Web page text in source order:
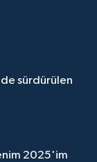
sürdürülen
2025'im